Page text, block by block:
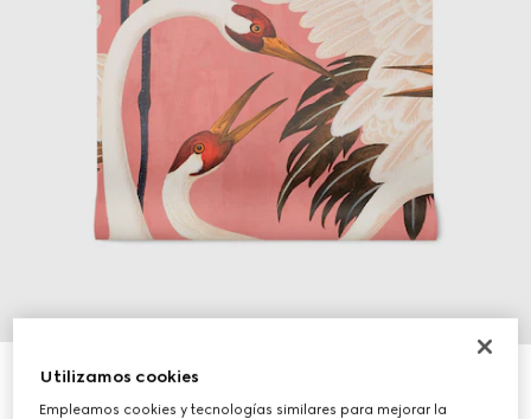
Papel Pintado con Estampado de Garza
€ 490
Utilizamos cookies
Empleamos cookies y tecnologías similares para mejorar la